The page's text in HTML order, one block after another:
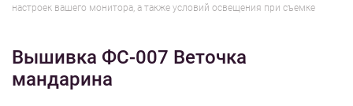
настроек вашего монитора, а также условий освещения при съемке
Вышивка ФС-007 Веточка
мандарина